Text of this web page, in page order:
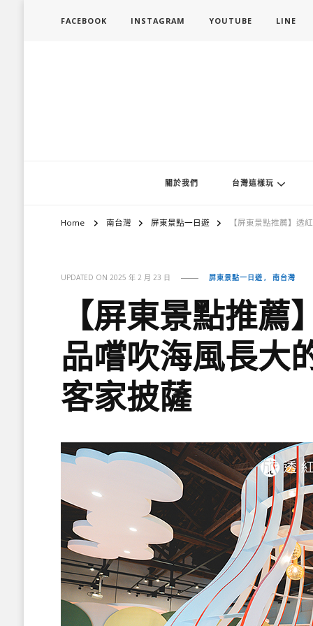
FACEBOOK INSTAGRAM YOUTUBE LINE
關於我們 台灣這樣玩
Home 南台灣 屏東景點一日遊 【屏東景點推薦】透
UPDATED ON 2025 年 2 月 23 日 屏東景點一日遊 南台灣
【屏東景點推
品嚐吹海風長大
客家披薩